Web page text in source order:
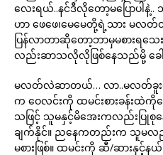
လေးရယ်..နင်ဒီလိုတော့မပြောပါနဲ့
ဟာ ဖေဖေ၊မေမေတို့ရဲ့သား မလ
ပြန်လာတာဆိုတော့ဘာမှမစားရ
လည်းဆာသလိုလိုဖြစ်နေသည်မို့ ခေ
မလတ်လဲဆာတယ်… လာ..မလတ်ခူးက
က ဝေလင်းကို ထမင်းစားခန်းထဲကိုခ
သဖြင့် သူမနှင့်မိအေးကလည်းပြုစု
ချက်နိုင်။ ညနေကတည်းက သူမလ
မစားဖြစ်။ ထမင်းကို ဆီ/ဆားနှင့်နယ်ပ